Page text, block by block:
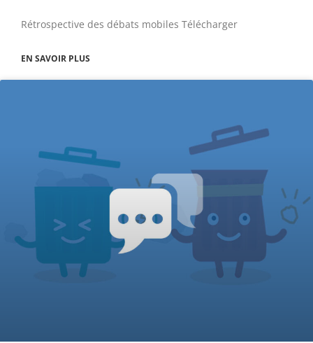
Rétrospective des débats mobiles Télécharger
EN SAVOIR PLUS